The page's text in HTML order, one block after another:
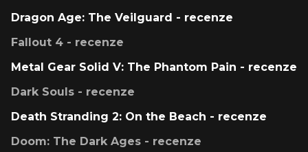
Dragon Age: The Veilguard - recenze
Fallout 4 - recenze
Metal Gear Solid V: The Phantom Pain - recenze
Dark Souls - recenze
Death Stranding 2: On the Beach - recenze
Doom: The Dark Ages - recenze